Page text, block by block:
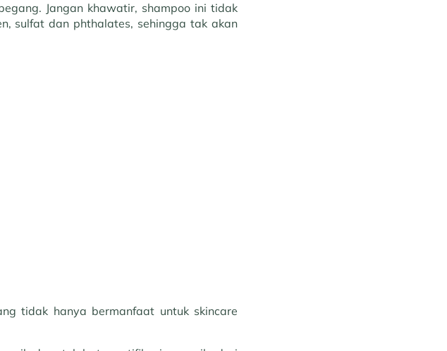
Jangan khawatir, shampoo ini tidak
sulfat dan phthalates, sehingga tak akan
tidak hanya bermanfaat untuk skincare